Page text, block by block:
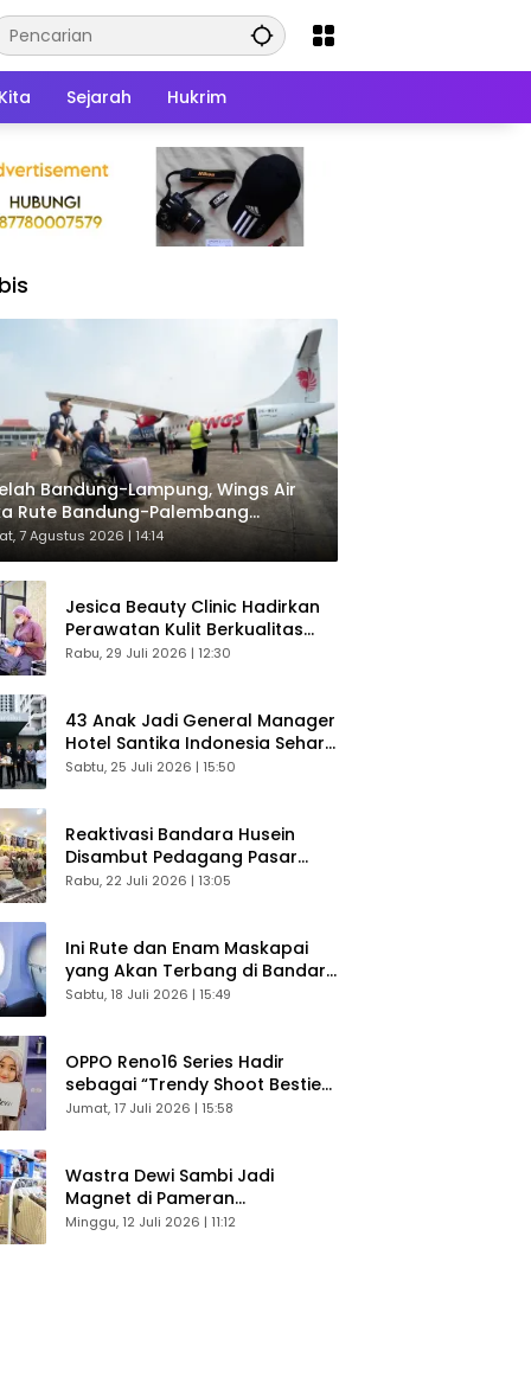
Sejarah Hukrim
Bandung-Lampung, Wings Air
Rute Bandung-Palembang
Langsung Penumpang
7 Agustus 2026 | 14:14
Jesica Beauty Clinic Hadirkan
Perawatan Kulit Berkualitas
Plus Konsultasi Gratis
Rabu, 29 Juli 2026 | 12:30
43 Anak Jadi General Manager
Hotel Santika Indonesia Sehari
Sukses Digelar
Sabtu, 25 Juli 2026 | 15:50
Reaktivasi Bandara Husein
Disambut Pedagang Pasar
Baru, Diyakini Bangkitkan
Rabu, 22 Juli 2026 | 13:05
Ini Rute dan Enam Maskapai
yang Akan Terbang di Bandara
Husein Sastranegara
Sabtu, 18 Juli 2026 | 15:49
OPPO Reno16 Series Hadir
sebagai “Trendy Shoot Bestie”,
Bikin Konten Kreator Makin
Jumat, 17 Juli 2026 | 15:58
Wastra Dewi Sambi Jadi
Magnet di Pameran
Dekranasda, Banyak Diminati
Minggu, 12 Juli 2026 | 11:12